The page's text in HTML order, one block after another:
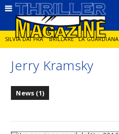
SILVIA DAI PRA' BRILLARE LA GUARDIANA
JORGE DIAZ LA SPIA DELITTO IN CORNICE
Jerry Kramsky
News (1)